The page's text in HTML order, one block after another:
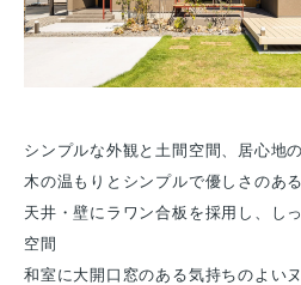
シンプルな外観と土間空間、居心地
木の温もりとシンプルで優しさのあ
天井・壁にラワン合板を採用し、し
空間
和室に大開口窓のある気持ちのよい